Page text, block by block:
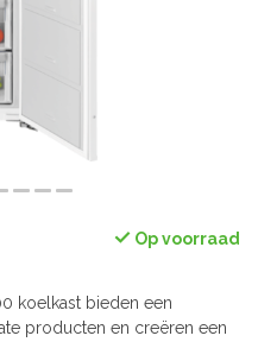
Op voorraad
koelkast bieden een
producten en creëren een